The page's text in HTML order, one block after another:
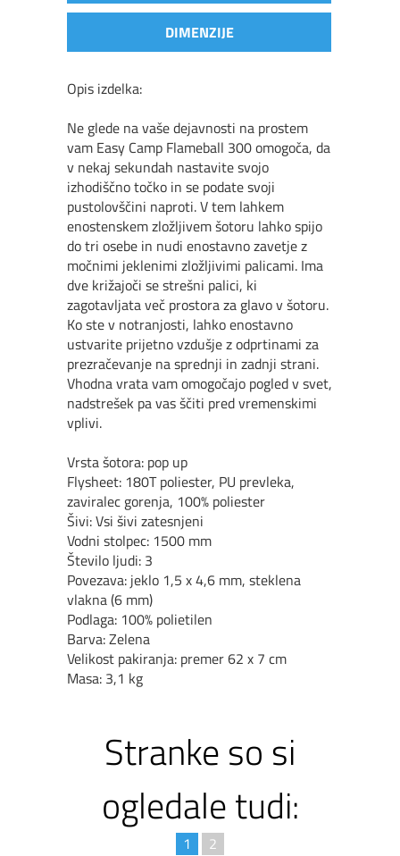
DIMENZIJE
Opis izdelka:
Ne glede na vaše dejavnosti na prostem
vam Easy Camp Flameball 300 omogoča, da
v nekaj sekundah nastavite svojo
izhodiščno točko in se podate svoji
pustolovščini naproti. V tem lahkem
enostenskem zložljivem šotoru lahko spijo
do tri osebe in nudi enostavno zavetje z
močnimi jeklenimi zložljivimi palicami. Ima
dve križajoči se strešni palici, ki
zagotavljata več prostora za glavo v šotoru.
Ko ste v notranjosti, lahko enostavno
ustvarite prijetno vzdušje z odprtinami za
prezračevanje na sprednji in zadnji strani.
Vhodna vrata vam omogočajo pogled v svet,
nadstrešek pa vas ščiti pred vremenskimi
vplivi.
Vrsta šotora: pop up
Flysheet: 180T poliester, PU prevleka,
zaviralec gorenja, 100% poliester
Šivi: Vsi šivi zatesnjeni
Vodni stolpec: 1500 mm
Število ljudi: 3
Povezava: jeklo 1,5 x 4,6 mm, steklena
vlakna (6 mm)
Podlaga: 100% polietilen
Barva: Zelena
Velikost pakiranja: premer 62 x 7 cm
Masa: 3,1 kg
Stranke so si
ogledale tudi:
1 2